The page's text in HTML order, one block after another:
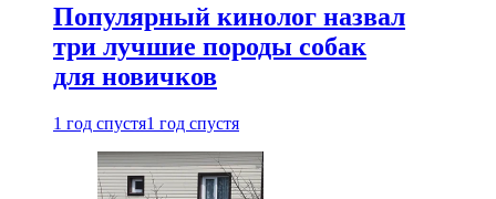
Популярный кинолог назвал
три лучшие породы собак
для новичков
1 год спустя1 год спустя